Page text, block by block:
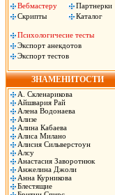
Вебмастеру
Партнерки
Скрипты
Каталог
Психологичесие тесты
Экспорт анекдотов
Экспорт тестов
ЗНАМЕНИТОСТИ
А. Скленарикова
Айшвария Рай
Алена Водонаева
Ализе
Алина Кабаева
Алиса Милано
Алисия Сильверстоун
Алсу
Анастасия Заворотнюк
Анжелина Джоли
Анна Курникова
Блестящие